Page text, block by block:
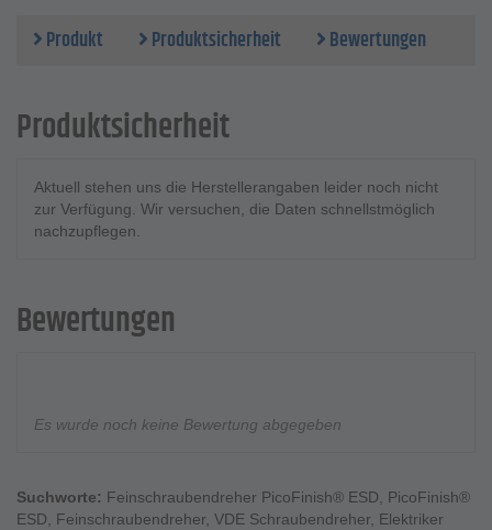
Produkt Produktsicherheit Bewertungen
Produktsicherheit
Aktuell stehen uns die Herstellerangaben leider noch nicht
zur Verfügung. Wir versuchen, die Daten schnellstmöglich
nachzupflegen.
Bewertungen
Es wurde noch keine Bewertung abgegeben
Suchworte: Feinschraubendreher PicoFinish® ESD, PicoFinish®
ESD, Feinschraubendreher, VDE Schraubendreher, Elektriker